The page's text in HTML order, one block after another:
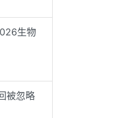
生物
被忽略